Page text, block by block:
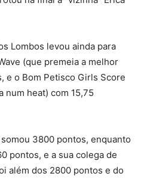
Lombos levou ainda para
(que premeia a melhor
e o Bom Petisco Girls Score
num heat) com 15,75
3800 pontos, enquanto
pontos, e a sua colega de
além dos 2800 pontos e do